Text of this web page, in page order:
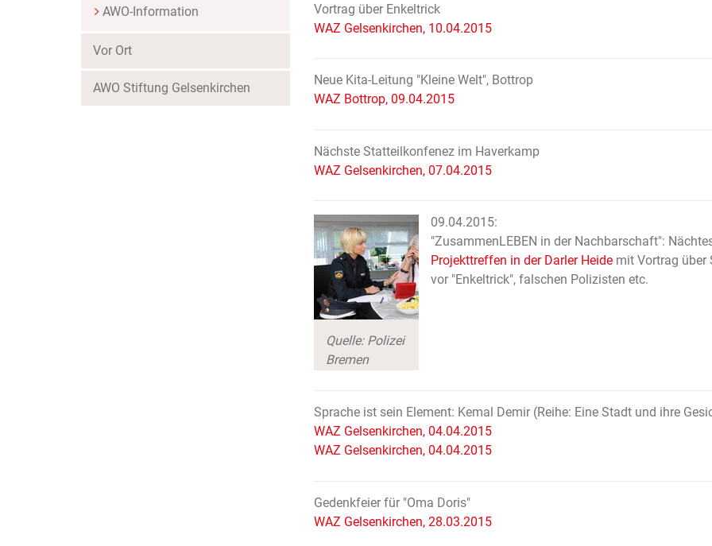
AWO-Information
Vor Ort
AWO Stiftung Gelsenkirchen
Vortrag über Enkeltrick
WAZ Gelsenkirchen, 10.04.2015
Neue Kita-Leitung "Kleine Welt", Bottrop
WAZ Bottrop, 09.04.2015
Nächste Statteilkonfenez im Haverkamp
WAZ Gelsenkirchen, 07.04.2015
Quelle: Polizei
Bremen
09.04.2015:
"ZusammenLEBEN in der Nachbarschaft":
Projekttreffen in der Darler Heide mit Vortrag über
vor "Enkeltrick", falschen Polizisten etc.
Sprache ist sein Element: Kemal Demir (Reihe: Eine Stadt und ihre
WAZ Gelsenkirchen, 04.04.2015
WAZ Gelsenkirchen, 04.04.2015
Gedenkfeier für "Oma Doris"
WAZ Gelsenkirchen, 28.03.2015